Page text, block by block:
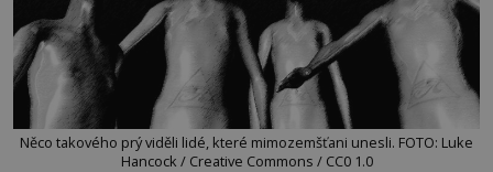
Něco takového prý viděli lidé, které mimozemšťani unesli. FOTO: Luke
Hancock / Creative Commons / CC0 1.0